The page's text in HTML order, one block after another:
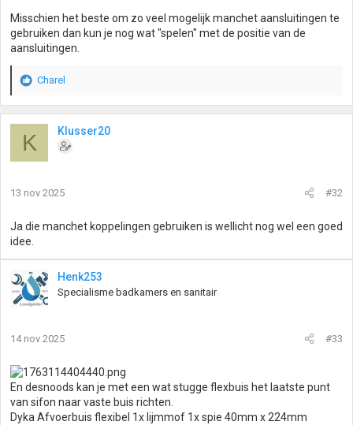
Misschien het beste om zo veel mogelijk manchet aansluitingen te
gebruiken dan kun je nog wat "spelen" met de positie van de
aansluitingen.
W
a
n
e
n
:
Charel
K Klusser20
13 nov 2025 #32
Ja die manchet koppelingen gebruiken is wellicht nog wel een goed
idee.
Henk253
Specialisme badkamers en sanitair
14 nov 2025 #33
En desnoods kan je met een wat stugge flexbuis het laatste punt
van sifon naar vaste buis richten.
Dyka Afvoerbuis flexibel 1x lijmmof 1x spie 40mm x 224mm